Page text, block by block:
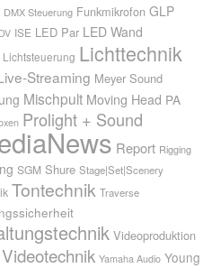
DMX Steuerung Funkmikrofon GLP
ISE LED Par LED Wand
Lichtsteuerung Lichttechnik
Streaming Meyer Sound
Mischpult Moving Head PA
Prolight + Sound
Report Rigging
SGM Shure Stage|Set|Scenery
Tontechnik Traverse
Videoproduktion
Videotechnik Yamaha Audio Young